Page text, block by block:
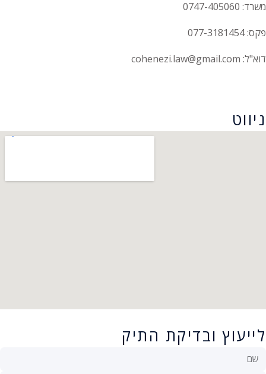
משרד: 0747-405060
פקס: 077-3181454
דוא"ל: cohenezi.law@gmail.com
ניווט
לייעוץ ובדיקת התיק